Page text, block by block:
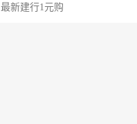
最新建行1元购